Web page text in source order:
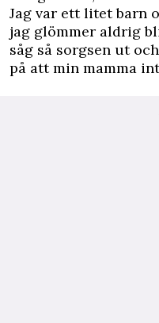
Jag var ett litet barn
jag glömmer aldrig
såg så sorgsen ut
på att min mamma